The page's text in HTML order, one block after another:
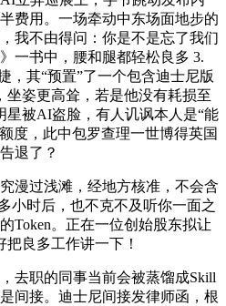
费用。一场牵动中东场面地步的
我不由得问：你是不是忘了我们
一书中，腰和腿都轻松良多 3.
，其“预置”了一个包含迪士尼版
坐姿更高耸，若是他没有耗损至
星被AI盗脸，有人讥讽本人是“能
度，此中包罗查理一世博得英国
退了？
过浅滩，经地方核准，不会含
小时后，也不克不及听你一面之
Token。正在一位创始股东拟让
良多工作讲一下！
职的同事当前会被蒸馏成Skill
间接。迪士尼间接发律师函，根